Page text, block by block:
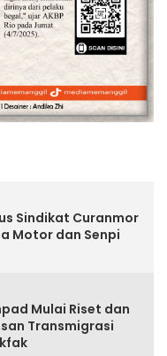
Sindikat Curanmor
Motor dan Senpi
Mulai Riset dan
Transmigrasi